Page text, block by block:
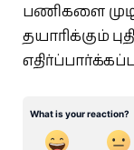
பணிகளை
தயாரிக்கும்